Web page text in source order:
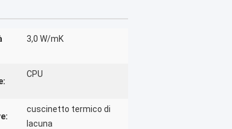
3,0 W/mK
CPU
cuscinetto termico di
lacuna